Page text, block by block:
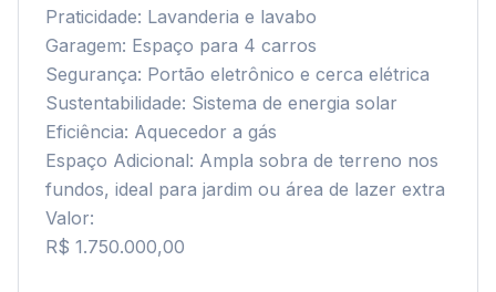
Praticidade: Lavanderia e lavabo
Garagem: Espaço para 4 carros
Segurança: Portão eletrônico e cerca elétrica
Sustentabilidade: Sistema de energia solar
Eficiência: Aquecedor a gás
Espaço Adicional: Ampla sobra de terreno nos
fundos, ideal para jardim ou área de lazer extra
Valor:
R$ 1.750.000,00